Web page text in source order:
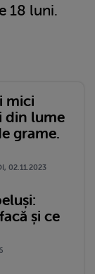
18 luni.
mici
din lume
grame.
02.11.2023
și ce